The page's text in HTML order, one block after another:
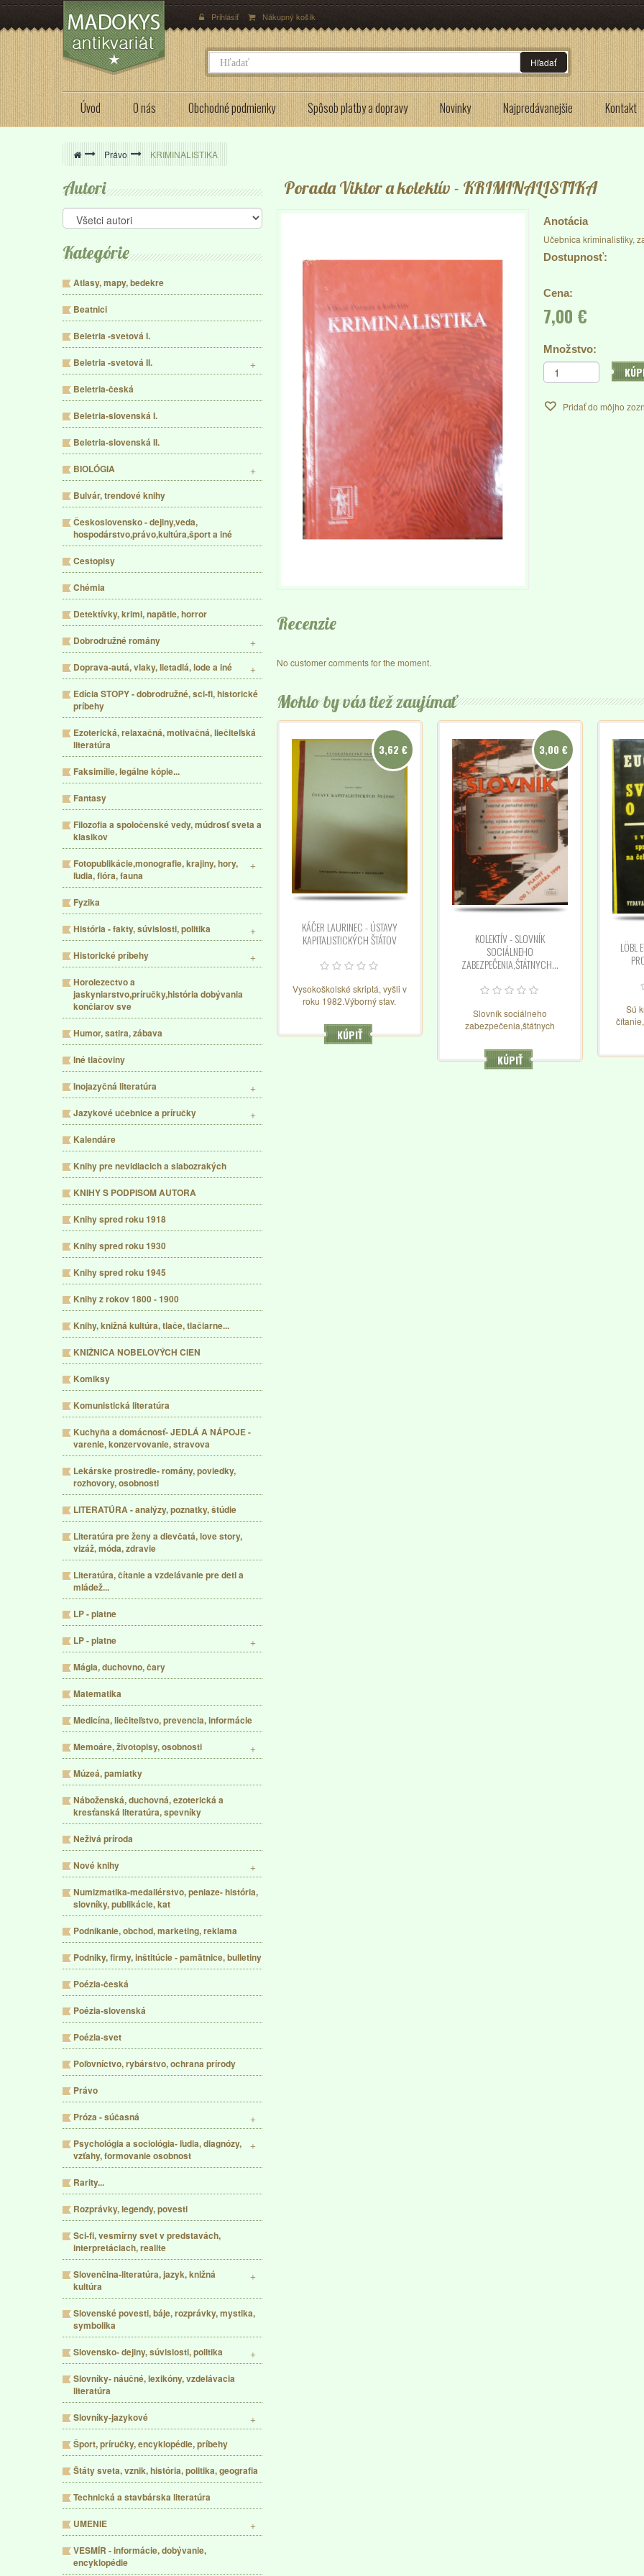
Prihlásiť Nákupný košík
Hľadať
Úvod O nás Obchodné podmienky Spôsob platby a dopravy Novinky Najpredávanejšie Kontakt
> Právo > KRIMINALISTIKA
Autori
Kategórie
Atlasy, mapy, bedekre
Beatnici
Beletria -svetová I.
Beletria -svetová II.
Beletria-česká
Beletria-slovenská I.
Beletria-slovenská II.
BIOLÓGIA
Bulvár, trendové knihy
Československo - dejiny,veda,
hospodárstvo,právo,kultúra,šport a iné
Cestopisy
Chémia
Detektívky, krimi, napätie, horror
Dobrodružné romány
Doprava-autá, vlaky, lietadlá, lode a iné
Edícia STOPY - dobrodružné, sci-fi, historické
príbehy
Ezoterická, relaxačná, motivačná, liečiteľská
literatúra
Faksimílie, legálne kópie...
Fantasy
Filozofia a spoločenské vedy, múdrosť sveta a
klasikov
Fotopublikácie,monografie, krajiny, hory,
ľudia, flóra, fauna
Fyzika
História - fakty, súvislosti, politika
Historické príbehy
Horolezectvo a
jaskyniarstvo,príručky,história dobývania
končiarov sve
Humor, satira, zábava
Iné tlačoviny
Inojazyčná literatúra
Jazykové učebnice a príručky
Kalendáre
Knihy pre nevidiacich a slabozrakých
KNIHY S PODPISOM AUTORA
Knihy spred roku 1918
Knihy spred roku 1930
Knihy spred roku 1945
Knihy z rokov 1800 - 1900
Knihy, knižná kultúra, tlače, tlačiarne...
KNIŽNICA NOBELOVÝCH CIEN
Komiksy
Komunistická literatúra
Kuchyňa a domácnosť- JEDLÁ A NÁPOJE -
varenie, konzervovanie, stravova
Lekárske prostredie- romány, poviedky,
rozhovory, osobnosti
LITERATÚRA - analýzy, poznatky, štúdie
Literatúra pre ženy a dievčatá, love story,
vizáž, móda, zdravie
Literatúra, čítanie a vzdelávanie pre deti a
mládež...
LP - platne
LP - platne
Mágia, duchovno, čary
Matematika
Medicína, liečiteľstvo, prevencia, informácie
Memoáre, životopisy, osobnosti
Múzeá, pamiatky
Náboženská, duchovná, ezoterická a
kresťanská literatúra, spevníky
Neživá príroda
Nové knihy
Numizmatika-medailérstvo, peniaze- história,
slovníky, publikácie, kat
Podnikanie, obchod, marketing, reklama
Podniky, firmy, inštitúcie - pamätnice, bulletiny
Poézia-česká
Poézia-slovenská
Poézia-svet
Poľovníctvo, rybárstvo, ochrana prírody
Právo
Próza - súčasná
Psychológia a sociológia- ľudia, diagnózy,
vzťahy, formovanie osobnost
Rarity...
Rozprávky, legendy, povesti
Sci-fi, vesmírny svet v predstavách,
interpretáciach, realite
Slovenčina-literatúra, jazyk, knižná
kultúra
Slovenské povesti, báje, rozprávky, mystika,
symbolika
Slovensko- dejiny, súvislosti, politika
Slovníky- náučné, lexikóny, vzdelávacia
literatúra
Slovníky-jazykové
Šport, príručky, encyklopédie, príbehy
Štáty sveta, vznik, história, politika, geografia
Technická a stavbárska literatúra
UMENIE
VESMÍR - informácie, dobývanie,
encyklopédie
Porada Viktor a kolektív - KRIMINALISTIKA
Anotácia
Učebnica kriminalistiky,
Dostupnosť:
Cena:
7,00 €
Množstvo:
Pridať do môjho
Recenzie
No customer comments for the moment.
Mohlo by vás tiež zaujímať
KÁČER LAURINEC - ÚSTAVY
KAPITALISTICKÝCH ŠTÁTOV
Vysokoškolské skriptá, vyšli v
roku 1982.Výborný stav.
3,62 €
KÚPIŤ
KOLEKTÍV - SLOVNÍK
SOCIÁLNEHO
ZABEZPEČENIA,ŠTÁTNYCH...
Slovník sociálneho
zabezpečenia,štátnych
dávok,dôchodkového
zabezpečenia,nemocenského
3,00 €
KÚPIŤ
LÖBL
Sú
na